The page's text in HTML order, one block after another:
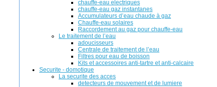
chauffe-eau electriques
chauffe-eau gaz instantanes
Accumulateurs d’eau chaude à gaz
Chauffe-eau solaires
Raccordement au gaz pour chauffe-eau
Le traitement de l’eau
adoucisseurs
Centrale de traitement de l’eau
Filtres pour eau de boisson
Kits et accessoires anti-tartre et anti-calcaire
Securite - domotique
La securite des acces
detecteurs de mouvement et de lumiere